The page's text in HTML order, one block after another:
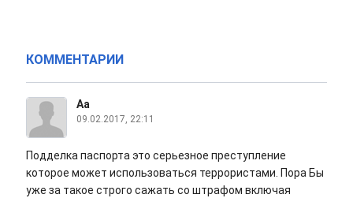
КОММЕНТАРИИ
Аа
09.02.2017, 22:11
Подделка паспорта это серьезное преступление
которое может использоваться террористами. Пора Бы
уже за такое строго сажать со штрафом включая